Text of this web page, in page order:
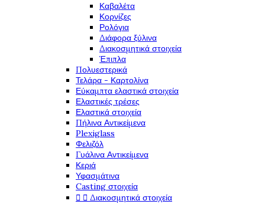
Καβαλέτα
Κορνίζες
Ρολόγια
Διάφορα ξύλινα
Διακοσμητικά στοιχεία
Έπιπλα
Πολυεστερικά
Τελάρα - Καρτολίνα
Εύκαμπτα ελαστικά στοιχεία
Ελαστικές τρέσες
Ελαστικά στοιχεία
Πήλινα Αντικείμενα
Plexiglass
Φελιζόλ
Γυάλινα Αντικείμενα
Κεριά
Υφασμάτινα
Casting στοιχεία
  Διακοσμητικά στοιχεία